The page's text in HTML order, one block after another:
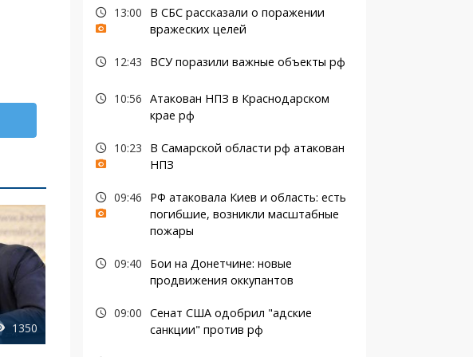
1350
13:00
В СБС рассказали о поражении
вражеских целей
12:43 ВСУ поразили важные объекты рф
10:56 Атакован НПЗ в Краснодарском
крае рф
10:23
В Самарской области рф атакован
НПЗ
09:46
РФ атаковала Киев и область: есть
погибшие, возникли масштабные
пожары
09:40
Бои на Донетчине: новые
продвижения оккупантов
09:00 Сенат США одобрил "адские
санкции" против рф